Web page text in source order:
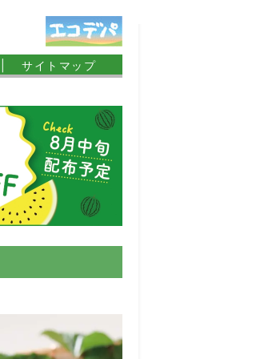
サイトマップ